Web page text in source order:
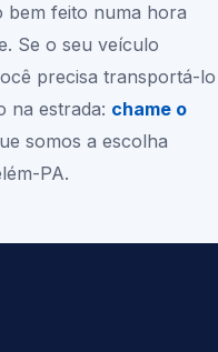
bem feito numa hora
Se o seu veículo
precisa transportá-lo
na estrada: chame o
somos a escolha
PA.